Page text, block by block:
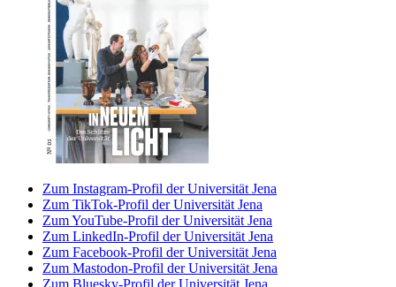
Zum Instagram-Profil der Universität Jena
Zum TikTok-Profil der Universität Jena
Zum YouTube-Profil der Universität Jena
Zum LinkedIn-Profil der Universität Jena
Zum Facebook-Profil der Universität Jena
Zum Mastodon-Profil der Universität Jena
Zum Bluesky-Profil der Universität Jena